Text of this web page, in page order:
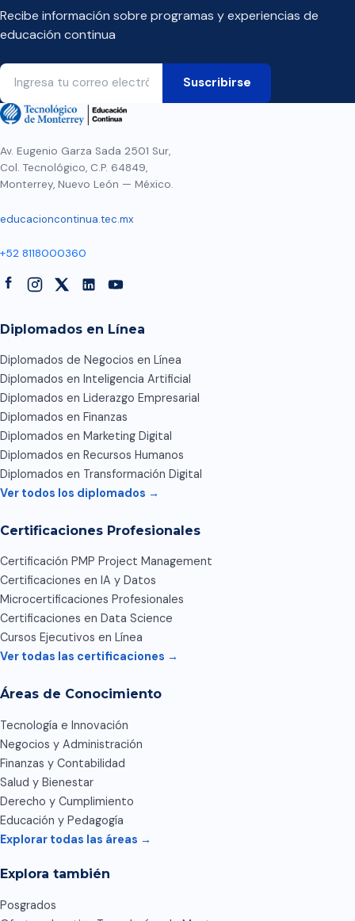
Recibe información sobre programas y experiencias de
educación continua
Av. Eugenio Garza Sada 2501 Sur,
Col. Tecnológico, C.P. 64849,
Monterrey, Nuevo León — México.
educacioncontinua.tec.mx
+52 8118000360
Diplomados en Línea
Diplomados de Negocios en Línea
Diplomados en Inteligencia Artificial
Diplomados en Liderazgo Empresarial
Diplomados en Finanzas
Diplomados en Marketing Digital
Diplomados en Recursos Humanos
Diplomados en Transformación Digital
Ver todos los diplomados →
Certificaciones Profesionales
Certificación PMP Project Management
Certificaciones en IA y Datos
Microcertificaciones Profesionales
Certificaciones en Data Science
Cursos Ejecutivos en Línea
Ver todas las certificaciones →
Áreas de Conocimiento
Tecnología e Innovación
Negocios y Administración
Finanzas y Contabilidad
Salud y Bienestar
Derecho y Cumplimiento
Educación y Pedagogía
Explorar todas las áreas →
Explora también
Posgrados